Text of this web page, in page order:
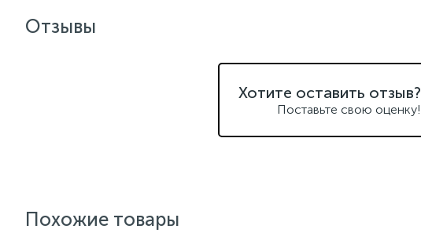
Отзывы
Хотите оставить отзыв?
Поставьте свою оценку!
Похожие товары